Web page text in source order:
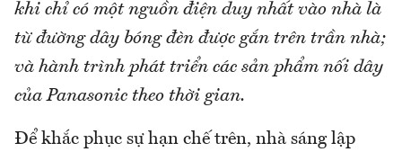
khi chỉ có một nguồn điện duy nhất vào nhà là
từ đường dây bóng đèn được gắn trên trần nhà;
và hành trình phát triển các sản phẩm nối dây
của Panasonic theo thời gian.
Để khắc phục sự hạn chế trên, nhà sáng lập